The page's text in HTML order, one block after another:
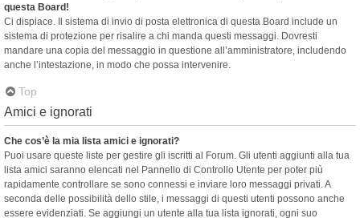
questa Board!
Ci dispiace. Il sistema di invio di posta elettronica di questa Board include un
sistema di protezione per risalire a chi manda questi messaggi. Dovresti
mandare una copia del messaggio in questione all’amministratore, includendo
anche l’intestazione, in modo che possa intervenire.
Top
Amici e ignorati
Che cos’è la mia lista amici e ignorati?
Puoi usare queste liste per gestire gli iscritti al Forum. Gli utenti aggiunti alla tua
lista amici saranno elencati nel Pannello di Controllo Utente per poter più
rapidamente controllare se sono connessi e inviare loro messaggi privati. A
seconda delle possibilità dello stile, i messaggi di questi utenti possono anche
essere evidenziati. Se aggiungi un utente alla tua lista ignorati, ogni suo